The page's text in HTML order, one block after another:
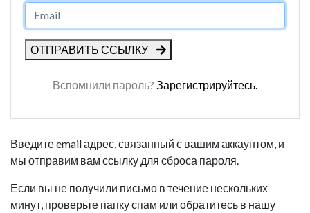
ОТПРАВИТЬ ССЫЛКУ
Вспомнили пароль? Зарегистрируйтесь.
Введите email адрес, связанный с вашим аккаунтом, и
мы отправим вам ссылку для сброса пароля.
Если вы не получили письмо в течение нескольких
минут, проверьте папку спам или обратитесь в нашу